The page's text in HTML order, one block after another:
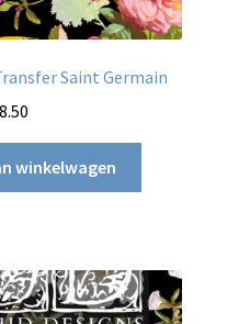
Saint Germain
winkelwagen